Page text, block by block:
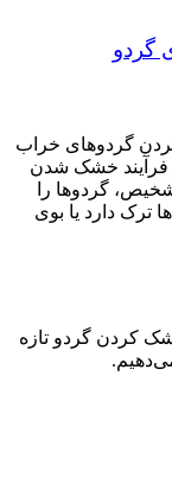
گردو
گردوهای خراب
فرآیند خشک شدن
گردوها را
ترک دارد یا بوی
کردن گردو تازه